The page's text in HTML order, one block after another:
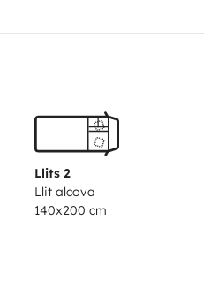
Der Mietumfang beinhaltet
Llits 2
Llit alcova
140x200 cm